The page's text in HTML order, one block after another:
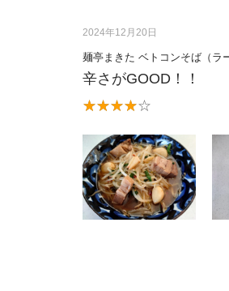
2024年12月20日
麺亭まきた ベトコンそば（ラ
辛さがGOOD！！